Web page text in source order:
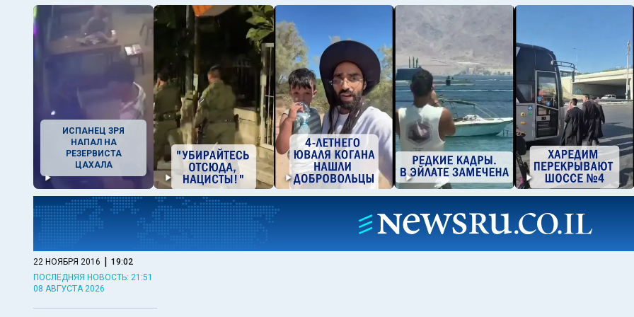
ИСПАНЕЦ ЗРЯ
НАПАЛ НА
РЕЗЕРВИСТА
ЦАХАЛА
22 НОЯБРЯ 2016 | 19:02
ПОСЛЕДНЯЯ НОВОСТЬ: 21:51
08 АВГУСТА 2026